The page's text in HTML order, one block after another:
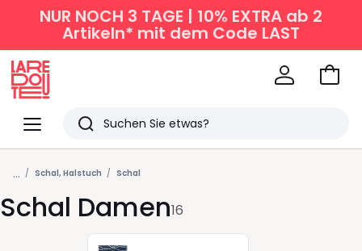
NUR NOCH 3 TAGE | 10% EXTRA ab 2
Artikeln* mit dem Code LAST
Menü
Redoute
Suchen
Zuletzt
angesehen
Artikel
Zum
... Schal, Halstuch Schal
Schal Damen16